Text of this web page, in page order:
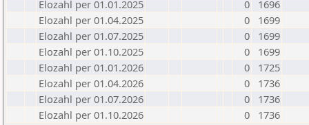
Elozahl per 01.01.2025
0
1696
Elozahl per 01.04.2025
0
1699
Elozahl per 01.07.2025
0
1699
Elozahl per 01.10.2025
0
1699
Elozahl per 01.01.2026
0
1725
Elozahl per 01.04.2026
0
1736
Elozahl per 01.07.2026
0
1736
Elozahl per 01.10.2026
0 1736